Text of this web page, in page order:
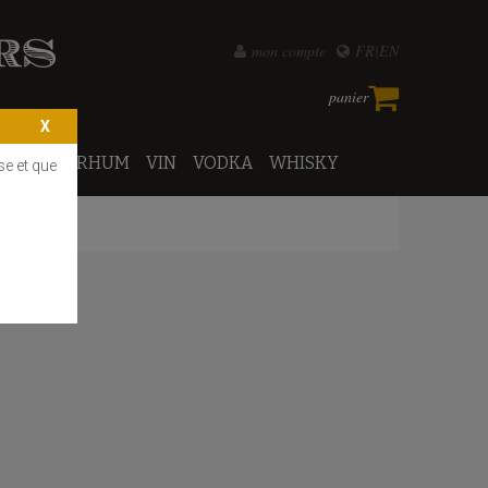
FR EN
mon compte
panier
PORTO RHUM VIN VODKA WHISKY
et que